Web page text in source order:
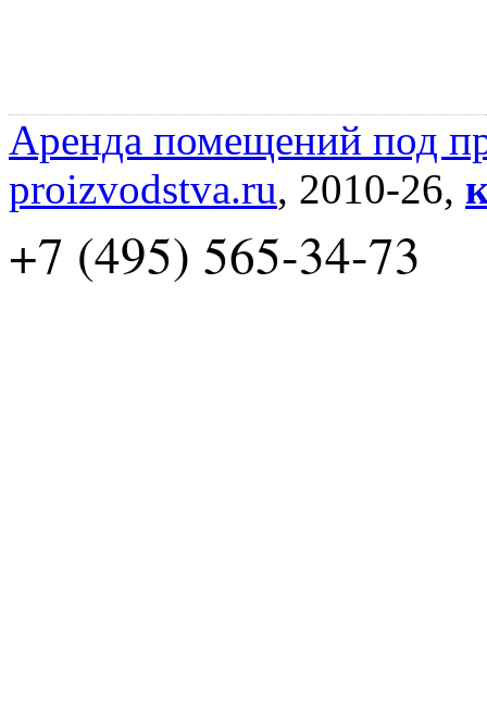
Аренда помещений под
proizvodstva.ru, 2010-26,
+7 (495) 565-34-73